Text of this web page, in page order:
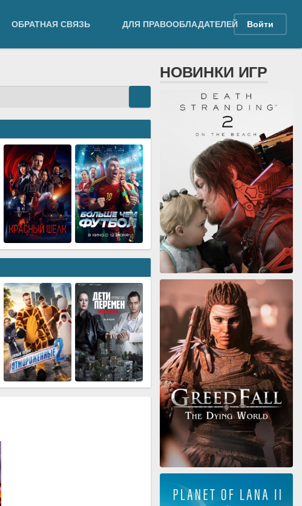
ОБРАТНАЯ СВЯЗЬ ДЛЯ ПРАВООБЛАДАТЕЛЕЙ Войти
НОВИНКИ ИГР